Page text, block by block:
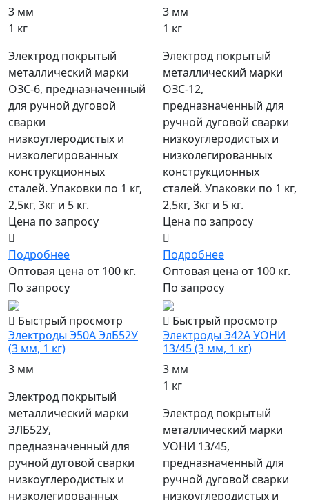
3 мм
1 кг
Электрод покрытый
металлический марки
ОЗС-6, предназначенный
для ручной дуговой
сварки
низкоуглеродистых и
низколегированных
конструкционных
сталей. Упаковки по 1 кг,
2,5кг, 3кг и 5 кг.
Цена по запросу
Подробнее
Оптовая цена от 100 кг.
По запросу
3 мм
1 кг
Электрод покрытый
металлический марки
ОЗС-12,
предназначенный для
ручной дуговой сварки
низкоуглеродистых и
низколегированных
конструкционных
сталей. Упаковки по 1 кг,
2,5кг, 3кг и 5 кг.
Цена по запросу
Подробнее
Оптовая цена от 100 кг.
По запросу
Быстрый просмотр
Электроды Э50А ЭлБ52У
(3 мм, 1 кг)
3 мм
Электрод покрытый
металлический марки
ЭЛБ52У,
предназначенный для
ручной дуговой сварки
низкоуглеродистых и
низколегированных
Быстрый просмотр
Электроды Э42А УОНИ
13/45 (3 мм, 1 кг)
3 мм
1 кг
Электрод покрытый
металлический марки
УОНИ 13/45,
предназначенный для
ручной дуговой сварки
низкоуглеродистых и